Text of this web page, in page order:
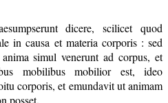
dicere, scilicet quod
in causa et materia corporis : sed
simul venerunt ad corpus, et
mobilibus mobilior est, ideo
corporis, et emundavit ut animam
posset.